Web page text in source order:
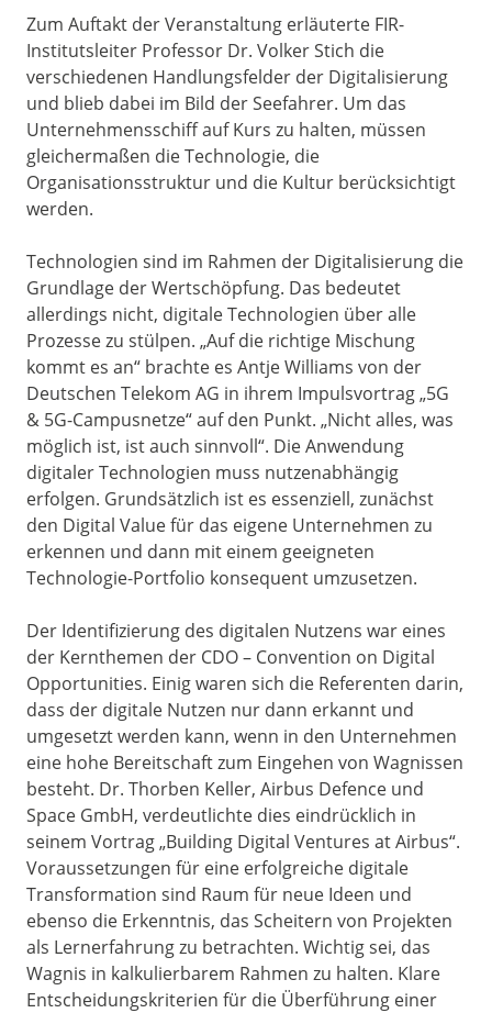
Zum Auftakt der Veranstaltung erläuterte FIR-
Institutsleiter Professor Dr. Volker Stich die
verschiedenen Handlungsfelder der Digitalisierung
und blieb dabei im Bild der Seefahrer. Um das
Unternehmensschiff auf Kurs zu halten, müssen
gleichermaßen die Technologie, die
Organisationsstruktur und die Kultur berücksichtigt
werden.
Technologien sind im Rahmen der Digitalisierung die
Grundlage der Wertschöpfung. Das bedeutet
allerdings nicht, digitale Technologien über alle
Prozesse zu stülpen. „Auf die richtige Mischung
kommt es an“ brachte es Antje Williams von der
Deutschen Telekom AG in ihrem Impulsvortrag „5G
& 5G-Campusnetze“ auf den Punkt. „Nicht alles, was
möglich ist, ist auch sinnvoll“. Die Anwendung
digitaler Technologien muss nutzenabhängig
erfolgen. Grundsätzlich ist es essenziell, zunächst
den Digital Value für das eigene Unternehmen zu
erkennen und dann mit einem geeigneten
Technologie-Portfolio konsequent umzusetzen.
Der Identifizierung des digitalen Nutzens war eines
der Kernthemen der CDO – Convention on Digital
Opportunities. Einig waren sich die Referenten darin,
dass der digitale Nutzen nur dann erkannt und
umgesetzt werden kann, wenn in den Unternehmen
eine hohe Bereitschaft zum Eingehen von Wagnissen
besteht. Dr. Thorben Keller, Airbus Defence und
Space GmbH, verdeutlichte dies eindrücklich in
seinem Vortrag „Building Digital Ventures at Airbus“.
Voraussetzungen für eine erfolgreiche digitale
Transformation sind Raum für neue Ideen und
ebenso die Erkenntnis, das Scheitern von Projekten
als Lernerfahrung zu betrachten. Wichtig sei, das
Wagnis in kalkulierbarem Rahmen zu halten. Klare
Entscheidungskriterien für die Überführung einer